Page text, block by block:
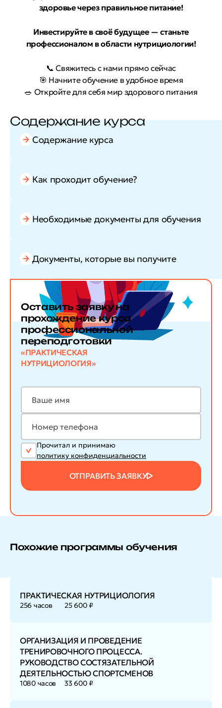
здоровье через правильное питание!
Инвестируйте в своё будущее — станьте
профессионалом в области нутрициологии!
📞 Свяжитесь с нами прямо сейчас
🎯 Начните обучение в удобное время
🥗 Откройте для себя мир здорового питания
Содержание курса
Содержание курса
Как проходит обучение?
Необходимые документы для обучения
Документы, которые вы получите
Оставить заявкуна
прохождение курса
профессиональной
переподготовки
«ПРАКТИЧЕСКАЯ
НУТРИЦИОЛОГИЯ»
Прочитал и принимаю
политику конфиденциальности
ОТПРАВИТЬ ЗАЯВКУ
Похожие программы обучения
ПРАКТИЧЕСКАЯ НУТРИЦИОЛОГИЯ
256 часов 25 600 ₽
ОРГАНИЗАЦИЯ И ПРОВЕДЕНИЕ
ТРЕНИРОВОЧНОГО ПРОЦЕССА.
РУКОВОДСТВО СОСТЯЗАТЕЛЬНОЙ
ДЕЯТЕЛЬНОСТЬЮ СПОРТСМЕНОВ
1080 часов 33 600 ₽